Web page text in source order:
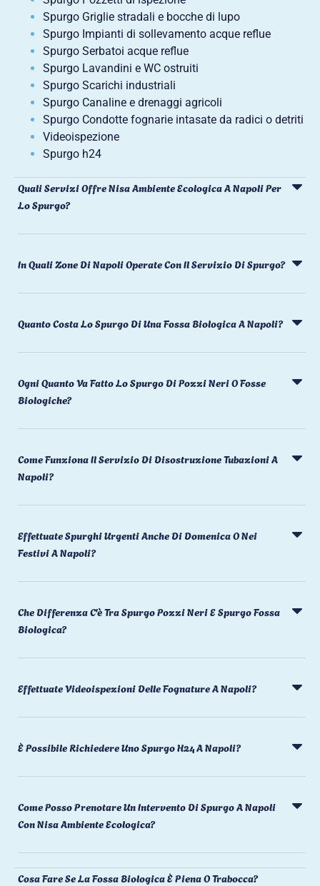
Spurgo Griglie stradali e bocche di lupo
Spurgo Impianti di sollevamento acque reflue
Spurgo Serbatoi acque reflue
Spurgo Lavandini e WC ostruiti
Spurgo Scarichi industriali
Spurgo Canaline e drenaggi agricoli
Spurgo Condotte fognarie intasate da radici o detriti
Videoispezione
Spurgo h24
Quali Servizi Offre Nisa Ambiente Ecologica A Napoli Per
Lo Spurgo?
In Quali Zone Di Napoli Operate Con Il Servizio Di Spurgo?
Quanto Costa Lo Spurgo Di Una Fossa Biologica A Napoli?
Ogni Quanto Va Fatto Lo Spurgo Di Pozzi Neri O Fosse
Biologiche?
Come Funziona Il Servizio Di Disostruzione Tubazioni A
Napoli?
Effettuate Spurghi Urgenti Anche Di Domenica O Nei
Festivi A Napoli?
Che Differenza C'è Tra Spurgo Pozzi Neri E Spurgo Fossa
Biologica?
Effettuate Videoispezioni Delle Fognature A Napoli?
È Possibile Richiedere Uno Spurgo H24 A Napoli?
Come Posso Prenotare Un Intervento Di Spurgo A Napoli
Con Nisa Ambiente Ecologica?
Cosa Fare Se La Fossa Biologica È Piena O Trabocca?